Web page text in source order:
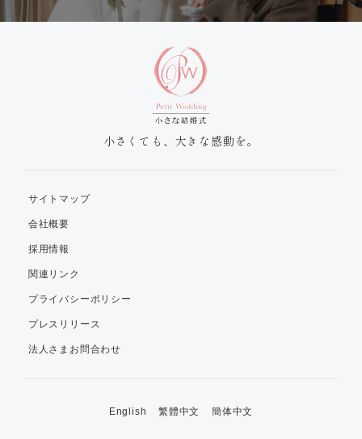
小さくても、大きな感動を。
サイトマップ
会社概要
採用情報
関連リンク
プライバシーポリシー
プレスリリース
法人さまお問合わせ
English 繁體中文 簡体中文